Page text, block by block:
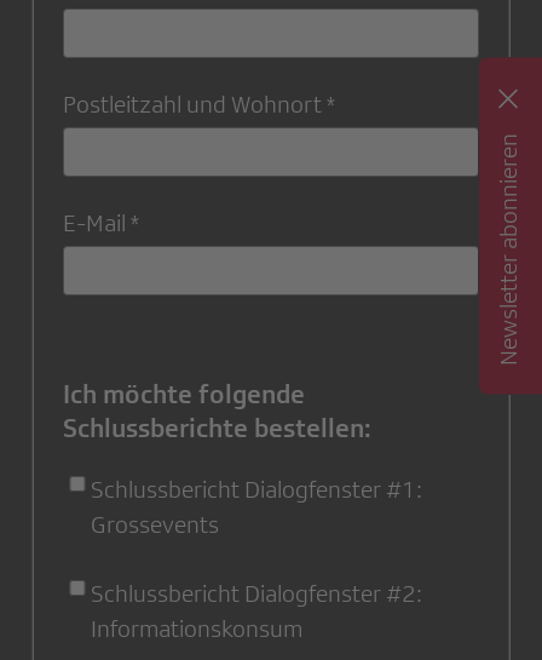
Postleitzahl und Wohnort
E-Mail
Ich möchte folgende
Schlussberichte bestellen:
Schlussbericht Dialogfenster #1:
Grossevents
Schlussbericht Dialogfenster #2:
Informationskonsum
Newsletter abonnieren